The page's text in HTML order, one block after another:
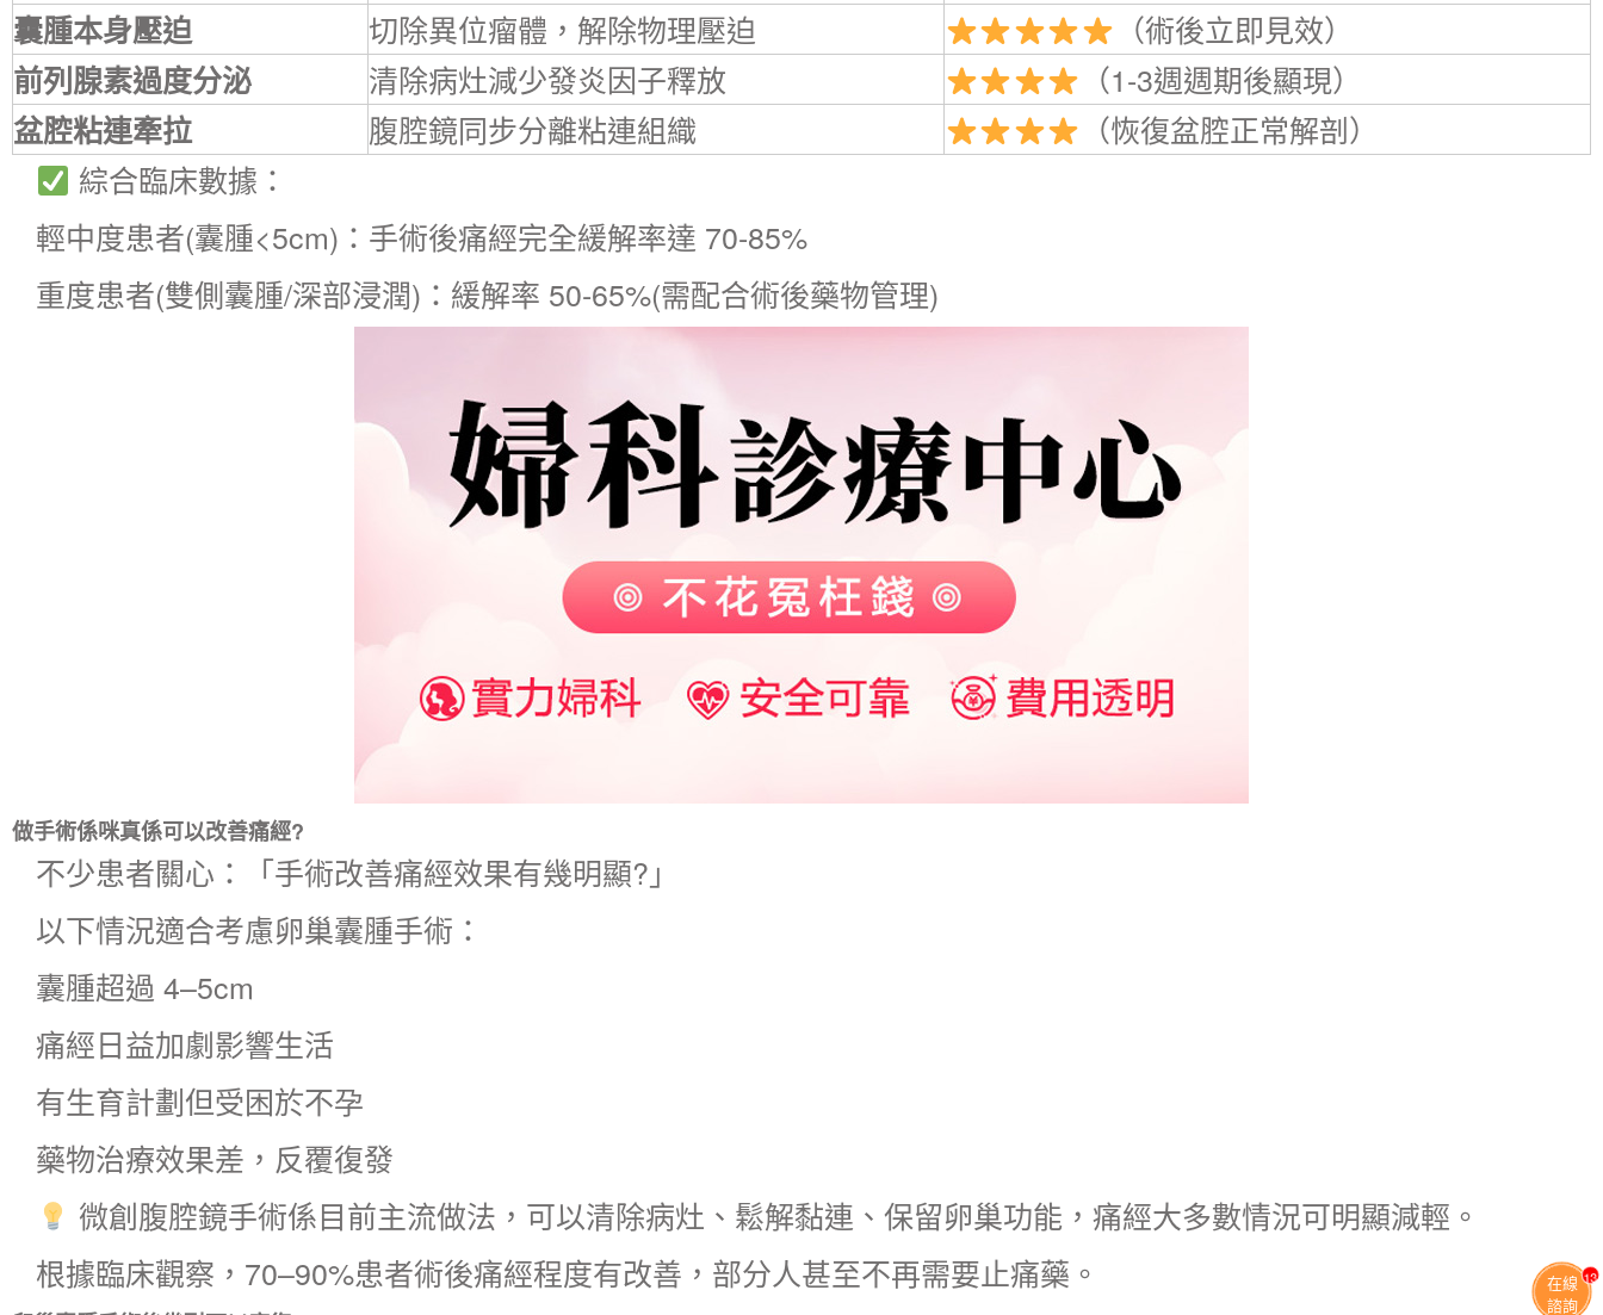
囊腫本身壓迫
切除異位瘤體，解除物理壓迫
（術後立即見效）
前列腺素過度分泌
清除病灶減少發炎因子釋放
（1-3週週期後顯現）
盆腔粘連牽拉
腹腔鏡同步分離粘連組織
（恢復盆腔正常解剖）
綜合臨床數據：
輕中度患者(囊腫<5cm)：手術後痛經完全緩解率達 70-85%
重度患者(雙側囊腫/深部浸潤)：緩解率 50-65%(需配合術後藥物管理)
做手術係咪真係可以改善痛經?
不少患者關心：「手術改善痛經效果有幾明顯?」
以下情況適合考慮卵巢囊腫手術 ：
囊腫超過 4–5cm
痛經日益加劇影響生活
有生育計劃但受困於不孕
藥物治療效果差，反覆復發
微創腹腔鏡手術係目前主流做法，可以清除病灶、鬆解黏連、保留卵巢功能，痛經大多數情況可明顯減輕。
根據臨床觀察，70–90%患者術後痛經程度有改善，部分人甚至不再需要止痛藥。
在線
諮詢
13